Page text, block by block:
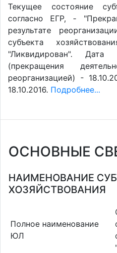
Текущее состояние
согласно ЕГР, -
результате
субъекта
"Ликвидирован".
(прекращения
реорганизацией) -
18.10.2016. Подробнее...
ОСНОВНЫЕ
НАИМЕНОВАНИЕ
ХОЗЯЙСТВОВАНИЯ
Полное наименование
ЮЛ